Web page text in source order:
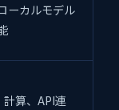
ーカルモデル
算、API連